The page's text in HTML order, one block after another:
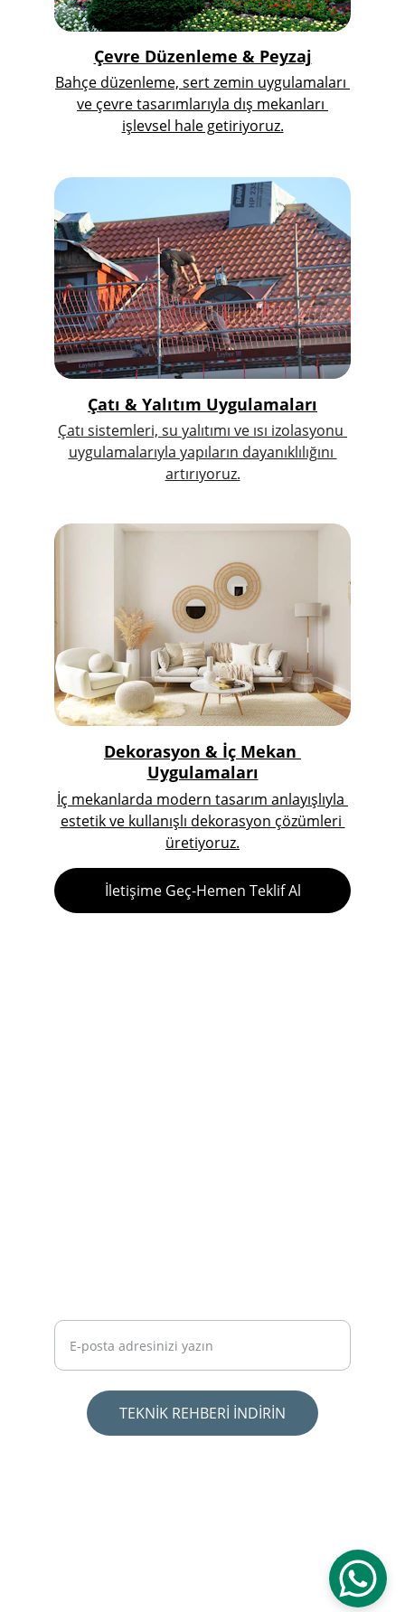
Çevre Düzenleme & Peyzaj
Bahçe düzenleme, sert zemin uygulamaları
ve çevre tasarımlarıyla dış mekanları
işlevsel hale getiriyoruz.
Çatı & Yalıtım Uygulamaları
Çatı sistemleri, su yalıtımı ve ısı izolasyonu
uygulamalarıyla yapıların dayanıklılığını
artırıyoruz.
İç mekanlarda modern tasarım anlayışlıyla
estetik ve kullanışlı dekorasyon çözümleri
üretiyoruz.
Dekorasyon & İç Mekan
Uygulamaları
İletişime Geç-Hemen Teklif Al
TEKNİK REHBERİ İNDİRİN